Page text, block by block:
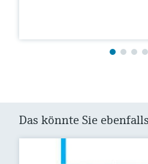
Das könnte Sie